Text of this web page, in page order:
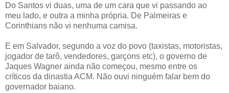
Do Santos vi duas, uma de um cara que vi passando ao
meu lado, e outra a minha própria. De Palmeiras e
Corinthians não vi nenhuma camisa.
E em Salvador, segundo a voz do povo (taxistas, motoristas,
jogador de tarô, vendedores, garçons etc), o governo de
Jaques Wagner ainda não começou, mesmo entre os
críticos da dinastia ACM. Não ouvi ninguém falar bem do
governador baiano.